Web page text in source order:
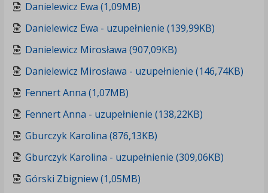
Danielewicz Ewa (1,09MB)
Danielewicz Ewa - uzupełnienie (139,99KB)
Danielewicz Mirosława (907,09KB)
Danielewicz Mirosława - uzupełnienie (146,74KB)
Fennert Anna (1,07MB)
Fennert Anna - uzupełnienie (138,22KB)
Gburczyk Karolina (876,13KB)
Gburczyk Karolina - uzupełnienie (309,06KB)
Górski Zbigniew (1,05MB)